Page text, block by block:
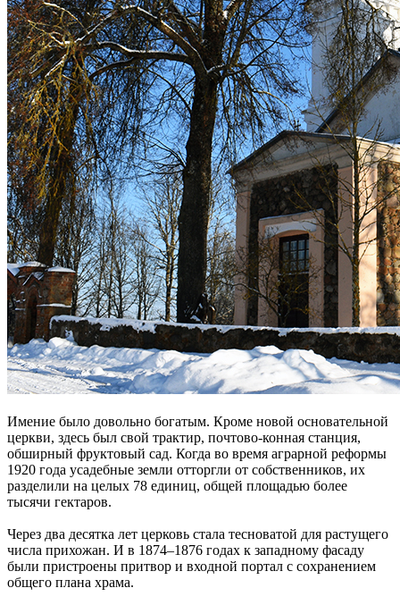
Имение было довольно богатым. Кроме новой основательной
церкви, здесь был свой трактир, почтово-конная станция,
обширный фруктовый сад. Когда во время аграрной реформы
1920 года усадебные земли отторгли от собственников, их
разделили на целых 78 единиц, общей площадью более
тысячи гектаров.
Через два десятка лет церковь стала тесноватой для растущего
числа прихожан. И в 1874–1876 годах к западному фасаду
были пристроены притвор и входной портал с сохранением
общего плана храма.